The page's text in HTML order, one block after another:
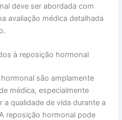
deve ser abordada com
avaliação médica detalhada
à reposição hormonal
são amplamente
médica, especialmente
qualidade de vida durante a
reposição hormonal pode